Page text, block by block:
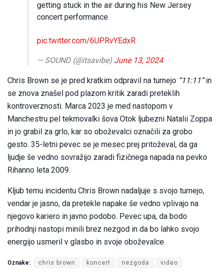
getting stuck in the air during his New Jersey
concert performance
pic.twitter.com/6UPRvYEdxR
— SOUND (@itsavibe) June 13, 2024
Chris Brown se je pred kratkim odpravil na turnejo “11:11”in
se znova znašel pod plazom kritik zaradi preteklih
kontroverznosti. Marca 2023 je med nastopom v
Manchestru pel tekmovalki šova Otok ljubezni Natalii Zoppa
in jo grabil za grlo, kar so oboževalci označili za grobo
gesto. 35-letni pevec se je mesec prej pritoževal, da ga
ljudje še vedno sovražijo zaradi fizičnega napada na pevko
Rihanno leta 2009.
Kljub temu incidentu Chris Brown nadaljuje s svojo turnejo,
vendar je jasno, da pretekle napake še vedno vplivajo na
njegovo kariero in javno podobo. Pevec upa, da bodo
prihodnji nastopi minili brez nezgod in da bo lahko svojo
energijo usmeril v glasbo in svoje oboževalce.
Oznake: chris brown koncert nezgoda video